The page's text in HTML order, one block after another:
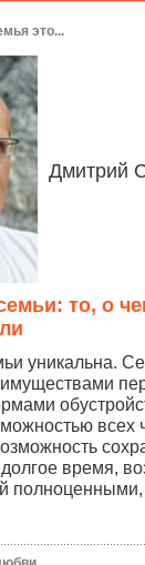
это...
Дмитрий
то, о
уникальна.
всех
время,